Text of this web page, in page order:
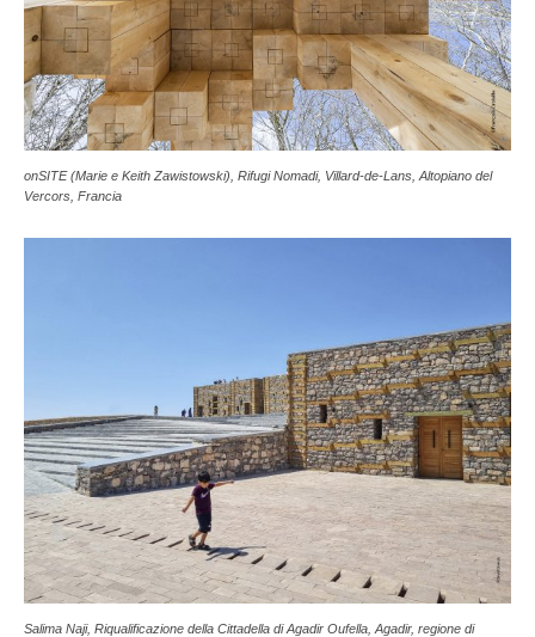
onSITE (Marie e Keith Zawistowski), Rifugi Nomadi, Villard-de-Lans, Altopiano del
Vercors, Francia
Salima Naji, Riqualificazione della Cittadella di Agadir Oufella, Agadir, regione di